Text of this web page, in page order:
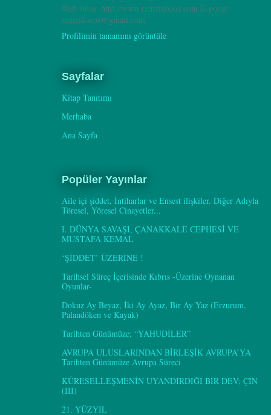
Web sitesi: http://www.remzikocoz.com E-posta:
remzikocoz@gmail.com
Profilimin tamamını görüntüle
Sayfalar
Kitap Tanıtımı
Merhaba
Ana Sayfa
Popüler Yayınlar
Aile içi şiddet, İntiharlar ve Ensest ilişkiler. Diğer Adıyla
Töresel, Yöresel Cinayetler...
I. DÜNYA SAVAŞI, ÇANAKKALE CEPHESİ VE
MUSTAFA KEMAL
‘ŞİDDET’ ÜZERİNE !
Tarihsel Süreç İçerisinde Kıbrıs -Üzerine Oynanan
Oyunlar-
Dokuz Ay Beyaz, İki Ay Ayaz, Bir Ay Yaz (Erzurum,
Palandöken ve Kayak)
Tarihten Günümüze; “YAHUDİLER”
AVRUPA ULUSLARINDAN BİRLEŞİK AVRUPA’YA
Tarihten Günümüze Avrupa Süreci
KÜRESELLEŞMENİN UYANDIRDIĞI BİR DEV; ÇİN
(III)
21. YÜZYIL